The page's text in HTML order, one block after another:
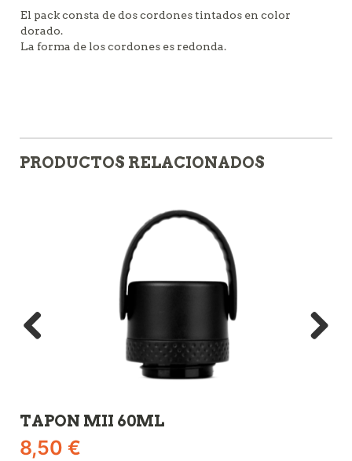
El pack consta de dos cordones tintados en color
dorado.
La forma de los cordones es redonda.
PRODUCTOS RELACIONADOS
TAPON MII 60ML
8,50 €